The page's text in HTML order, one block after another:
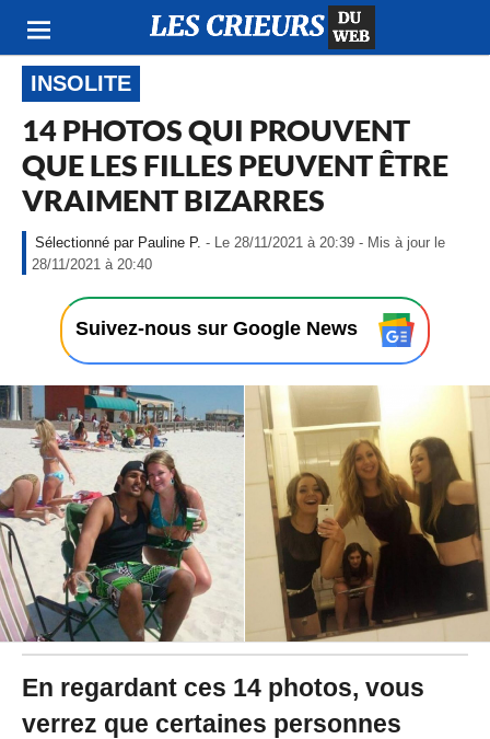
INSOLITE
14 PHOTOS QUI PROUVENT
QUE LES FILLES PEUVENT ÊTRE
VRAIMENT BIZARRES
Pauline P. - Le 28/11/2021 à 20:39 - Mis à jour le
28/11/2021 à 20:40
2
/
1
1
/
2
0
2
1
à
2
0
:
3
9
-
M
i
s
Suivez-nous sur Google News
En regardant ces 14 photos, vous
verrez que certaines personnes